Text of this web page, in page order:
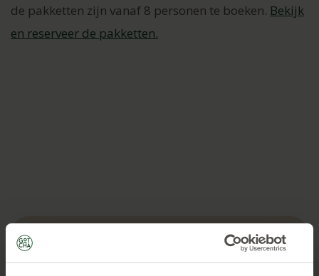
de pakketten zijn vanaf 8 personen te boeken. Bekijk
en reserveer de pakketten.
1 uur spelen